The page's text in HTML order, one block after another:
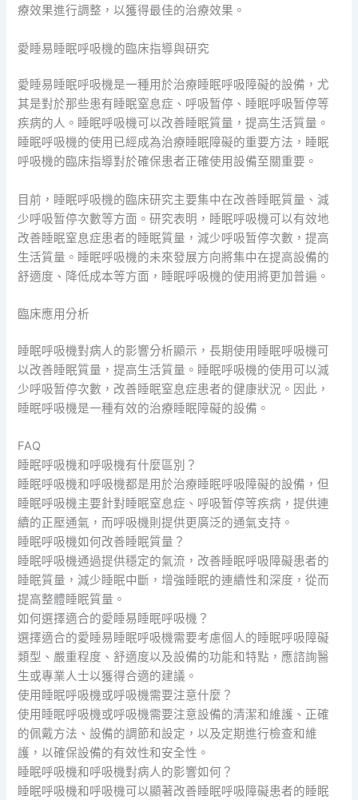
療效果進行調整，以獲得最佳的治療效果。
愛睡易睡眠呼吸機的臨床指導與研究
愛睡易睡眠呼吸機是一種用於治療睡眠呼吸障礙的設備，尤
其是對於那些患有睡眠窒息症、呼吸暂停、睡眠呼吸暂停等
疾病的人。睡眠呼吸機可以改善睡眠質量，提高生活質量。
睡眠呼吸機的使用已經成為治療睡眠障礙的重要方法，睡眠
呼吸機的臨床指導對於確保患者正確使用設備至關重要。
目前，睡眠呼吸機的臨床研究主要集中在改善睡眠質量、減
少呼吸暂停次數等方面。研究表明，睡眠呼吸機可以有效地
改善睡眠窒息症患者的睡眠質量，減少呼吸暂停次數，提高
生活質量。睡眠呼吸機的未來發展方向將集中在提高設備的
舒適度、降低成本等方面，睡眠呼吸機的使用將更加普遍。
臨床應用分析
睡眠呼吸機對病人的影響分析顯示，長期使用睡眠呼吸機可
以改善睡眠質量，提高生活質量。睡眠呼吸機的使用可以減
少呼吸暂停次數，改善睡眠窒息症患者的健康狀況。因此，
睡眠呼吸機是一種有效的治療睡眠障礙的設備。
FAQ
睡眠呼吸機和呼吸機有什麼區別？
睡眠呼吸機和呼吸機都是用於治療睡眠呼吸障礙的設備，但
睡眠呼吸機主要針對睡眠窒息症、呼吸暂停等疾病，提供連
續的正壓通氣，而呼吸機則提供更廣泛的通氣支持。
睡眠呼吸機如何改善睡眠質量？
睡眠呼吸機通過提供穩定的氣流，改善睡眠呼吸障礙患者的
睡眠質量，減少睡眠中斷，增強睡眠的連續性和深度，從而
提高整體睡眠質量。
如何選擇適合的愛睡易睡眠呼吸機？
選擇適合的愛睡易睡眠呼吸機需要考慮個人的睡眠呼吸障礙
類型、嚴重程度、舒適度以及設備的功能和特點，應諮詢醫
生或專業人士以獲得合適的建議。
使用睡眠呼吸機或呼吸機需要注意什麼？
使用睡眠呼吸機或呼吸機需要注意設備的清潔和維護、正確
的佩戴方法、設備的調節和設定，以及定期進行檢查和維
護，以確保設備的有效性和安全性。
睡眠呼吸機和呼吸機對病人的影響如何？
睡眠呼吸機和呼吸機可以顯著改善睡眠呼吸障礙患者的睡眠